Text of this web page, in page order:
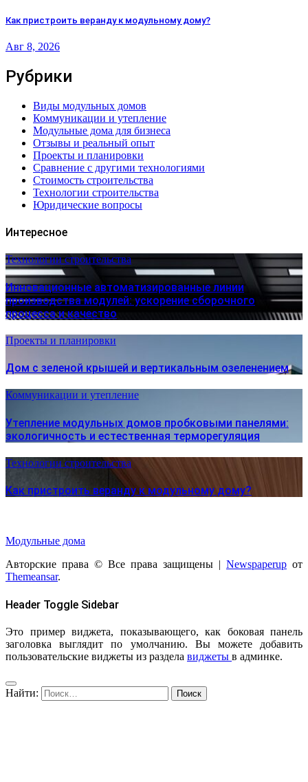
Как пристроить веранду к модульному дому?
Авг 8, 2026
Рубрики
Виды модульных домов
Коммуникации и утепление
Модульные дома для бизнеса
Отзывы и реальный опыт
Проекты и планировки
Сравнение с другими технологиями
Стоимость строительства
Технологии строительства
Юридические вопросы
Интересное
Технологии строительства
Инновационные автоматизированные линии
производства модулей: ускорение сборочного
процесса и качество
Проекты и планировки
Дом с зеленой крышей и вертикальным озеленением
Коммуникации и утепление
Утепление модульных домов пробковыми панелями:
экологичность и естественная терморегуляция
Технологии строительства
Как пристроить веранду к модульному дому?
Модульные дома
Авторские права © Все права защищены | Newspaperup от
Themeansar.
Header Toggle Sidebar
Это пример виджета, показывающего, как боковая панель
заголовка выглядит по умолчанию. Вы можете добавить
пользовательские виджеты из раздела виджеты в админке.
Найти: